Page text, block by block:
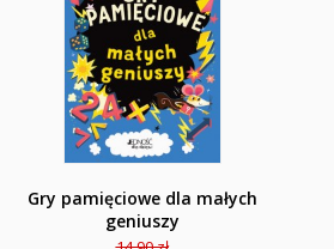
Gry pamięciowe dla małych
geniuszy